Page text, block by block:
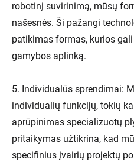
robotinį suvirinimą, mūsų
našesnės. Ši pažangi
patikimas formas, kurios
gamybos aplinką.
5. Individualūs sprendimai:
individualių funkcijų, tokių
aprūpinimas specializuotų
pritaikymas užtikrina, kad
specifinius įvairių projektų